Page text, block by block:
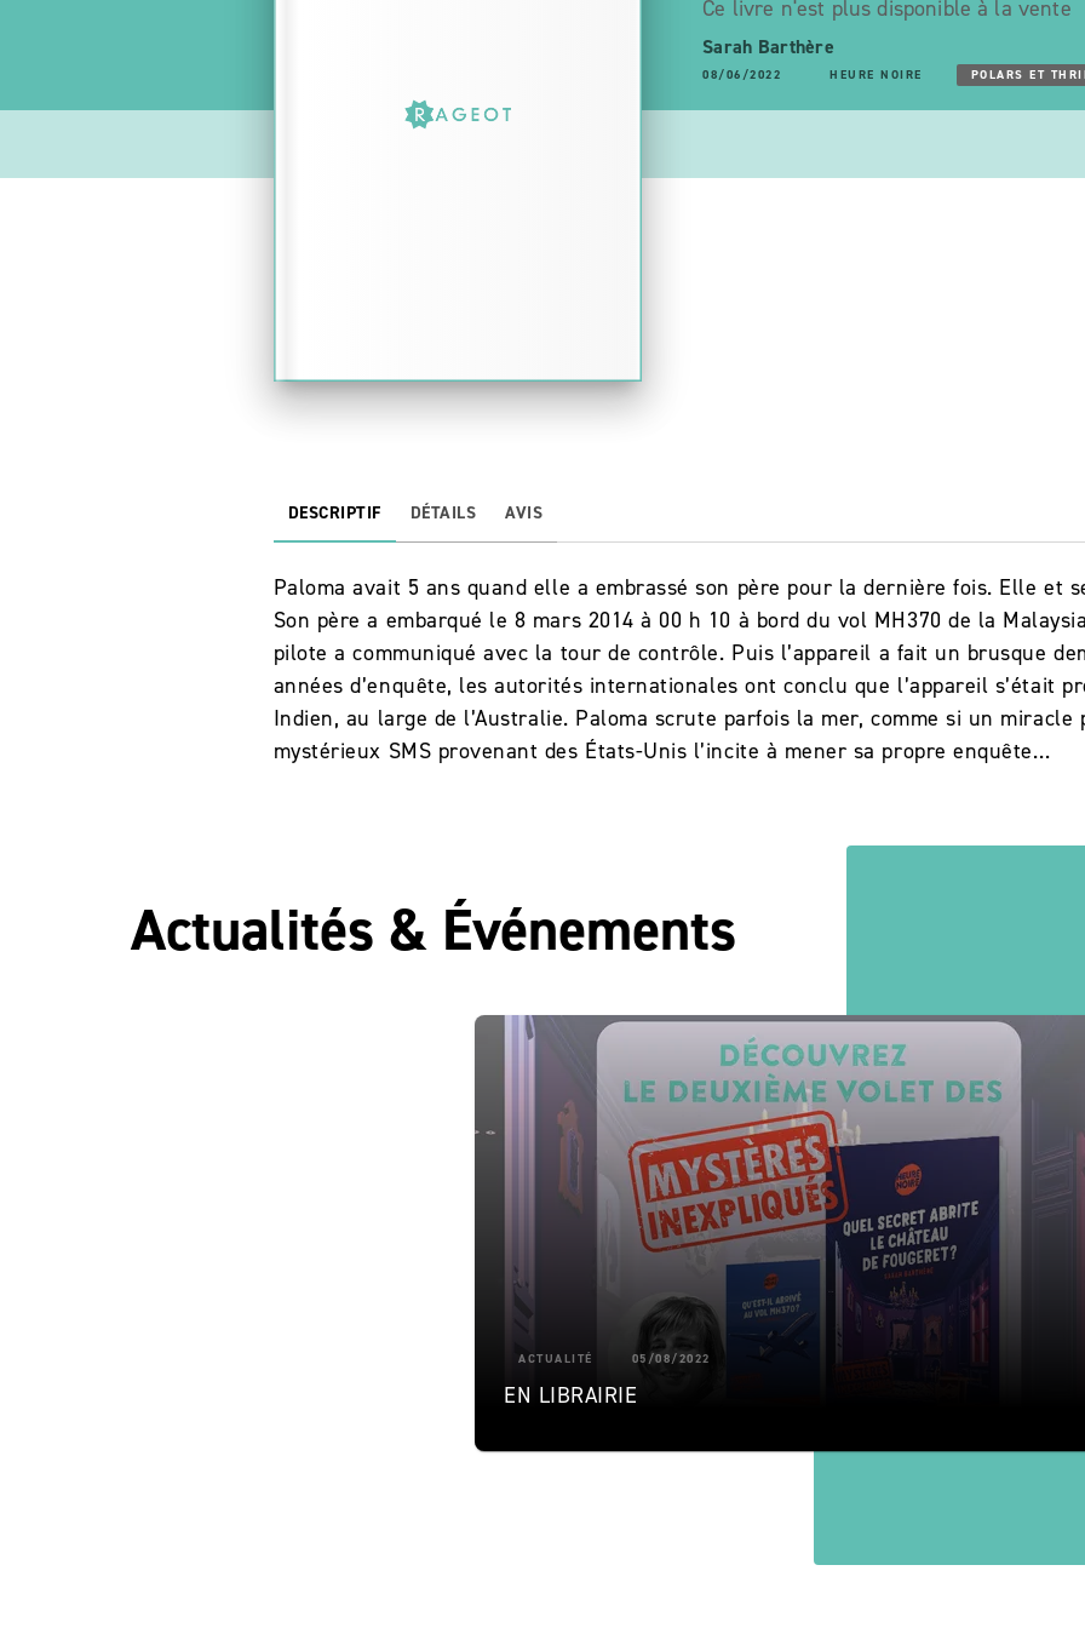
Ce livre n'est plus disponible à la vente
Sarah Barthère
08/06/2022 HEURE NOIRE POLARS ET
DESCRIPTIF DÉTAILS AVIS
Paloma avait 5 ans quand elle a embrassé son père pour la dernière fois. Elle et
Son père a embarqué le 8 mars 2014 à 00 h 10 à bord du vol MH370 de la
pilote a communiqué avec la tour de contrôle. Puis l’appareil a fait un brusque
années d’enquête, les autorités internationales ont conclu que l’appareil s’était
Indien, au large de l’Australie. Paloma scrute parfois la mer, comme si un miracle
mystérieux SMS provenant des États-Unis l’incite à mener sa propre enquête…
Actualités & Événements
ACTUALITÉ 05/08/2022
EN LIBRAIRIE